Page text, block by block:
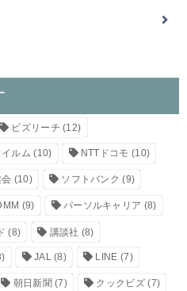
ビズリーチ (12)
ルム (10) NTTドコモ (10)
(10) ソフトバンク (9)
(9) パーソルキャリア (8)
(8) 講談社 (8)
JAL(8) LINE (7)
朝日新聞 (7) クックビズ(7)